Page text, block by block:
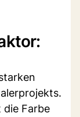
die Farbe